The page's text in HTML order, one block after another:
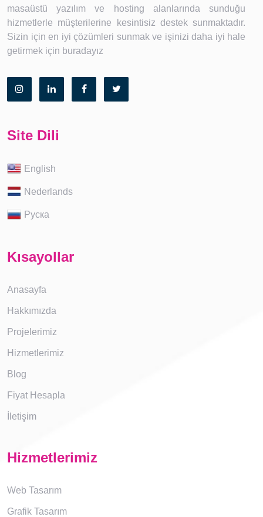
masaüstü yazılım ve hosting alanlarında sunduğu
hizmetlerle müşterilerine kesintisiz destek sunmaktadır.
Sizin için en iyi çözümleri sunmak ve işinizi daha iyi hale
getirmek için buradayız
Site Dili
English
Nederlands
Руска
Kısayollar
Anasayfa
Hakkımızda
Projelerimiz
Hizmetlerimiz
Blog
Fiyat Hesapla
İletişim
Hizmetlerimiz
Web Tasarım
Grafik Tasarım